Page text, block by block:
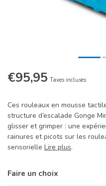
€95,95 Taxes incluses
Ces rouleaux en mousse
structure d’escalade Gonge
glisser et grimper : une
rainures et picots sur les
sensorielle Lire plus.
Faire un choix